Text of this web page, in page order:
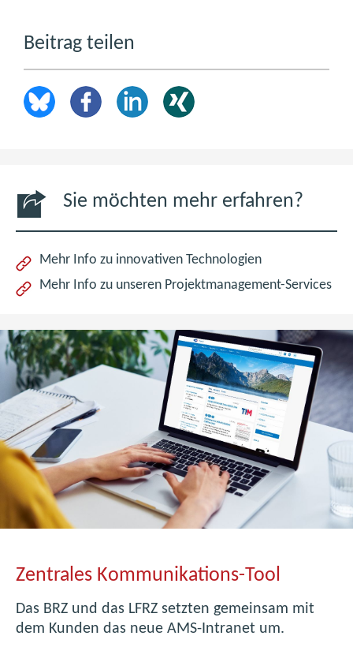
Beitrag teilen
Sie möchten mehr erfahren?
Mehr Info zu innovativen Technologien
Mehr Info zu unseren Projektmanagement-Services
Zentrales Kommunikations-Tool
Das BRZ und das LFRZ setzten gemeinsam mit
dem Kunden das neue AMS-Intranet um.